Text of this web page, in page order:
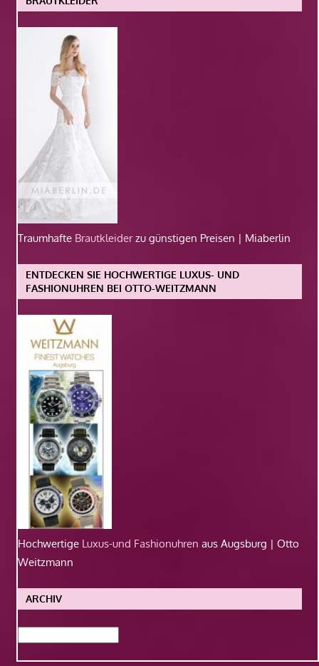
Traumhafte Brautkleiderzu günstigen Preisen | Miaberlin
ENTDECKEN SIE HOCHWERTIGE LUXUS- UND
FASHIONUHREN BEI OTTO-WEITZMANN
Hochwertige Luxus-und Fashionuhren aus Augsburg | Otto
Weitzmann
ARCHIV